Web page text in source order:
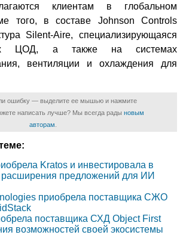
клиентам в глобальном
того, в составе Johnson Controls
Silent-Aire, специализирующаяся
ЦОД, а также на системах
вентиляции и охлаждения для
ошибку — выделите ее мышью и нажмите
написать лучше? Мы всегда рады новым
авторам
Kratos и инвестировала в
предложений для ИИ
приобрела поставщика СЖО
поставщика СХД Object First
возможностей своей экосистемы